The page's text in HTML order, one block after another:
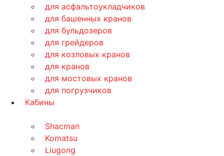
для асфальтоукладчиков
для башенных кранов
для бульдозеров
для грейдеров
для козловых кранов
для кранов
для мостовых кранов
для погрузчиков
Кабины
Shacman
Komatsu
Liugong